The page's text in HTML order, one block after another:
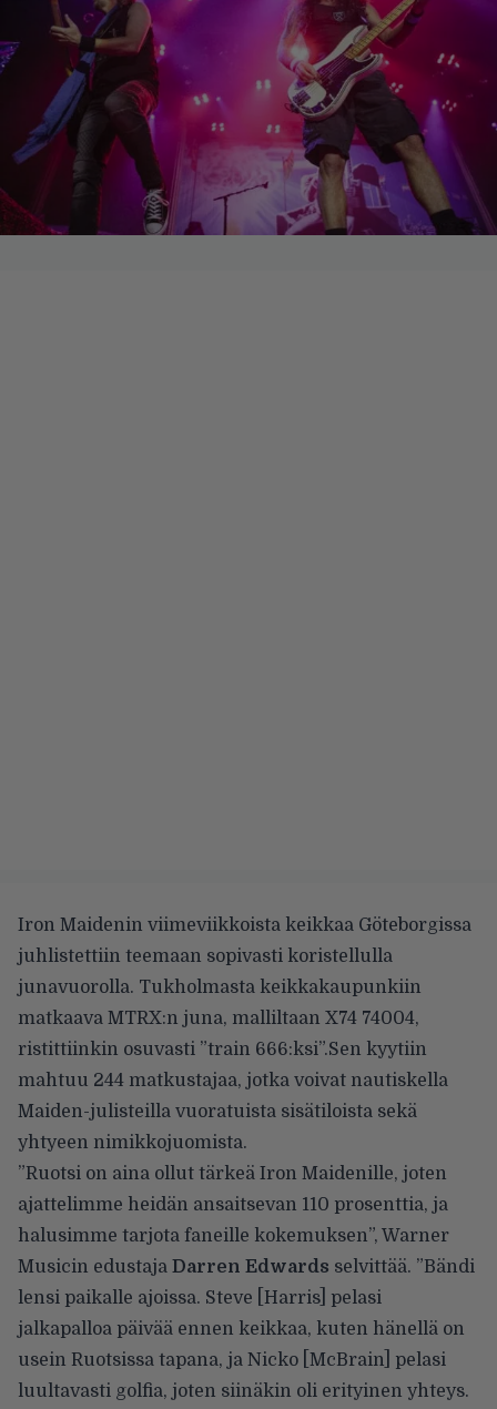
Iron Maidenin viimeviikkoista keikkaa Göteborgissa
juhlistettiin teemaan sopivasti koristellulla
junavuorolla. Tukholmasta keikkakaupunkiin
matkaava MTRX:n juna, malliltaan X74 74004,
ristittiinkin osuvasti ”train 666:ksi”.Sen kyytiin
mahtuu 244 matkustajaa, jotka voivat nautiskella
Maiden-julisteilla vuoratuista sisätiloista sekä
yhtyeen nimikkojuomista.
”Ruotsi on aina ollut tärkeä Iron Maidenille, joten
ajattelimme heidän ansaitsevan 110 prosenttia, ja
halusimme tarjota faneille kokemuksen”, Warner
Musicin edustaja Darren Edwards selvittää. ”Bändi
lensi paikalle ajoissa. Steve [Harris] pelasi
jalkapalloa päivää ennen keikkaa, kuten hänellä on
usein Ruotsissa tapana, ja Nicko [McBrain] pelasi
luultavasti golfia, joten siinäkin oli erityinen yhteys.